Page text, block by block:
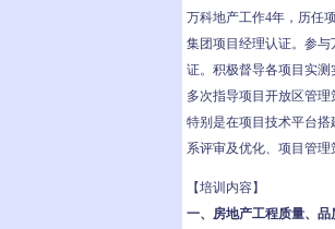
万科地产工作4年，历任
集团项目经理认证。参
证。积极督导各项目实
多次指导项目开放区管
特别是在项目技术平台
系评审及优化、项目管
【培训内容】
一、房地产工程质量、